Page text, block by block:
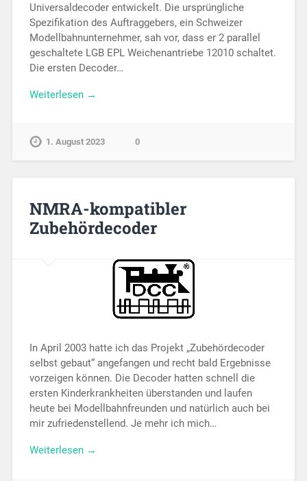
Uni­ver­sal­decoder entwickelt. Die ursprüngliche
Spezifikation des Auftraggebers, ein Schweizer
Modell­bahn­­unternehmer, sah vor, dass er 2 parallel
geschaltete LGB EPL Wei­chen­antriebe 12010 schaltet.
Die ersten Decoder…
Weiterlesen →
1. August 2023 0
NMRA-kompatibler
Zubehördecoder
In April 2003 hatte ich das Projekt „Zu­be­hör­de­co­der
selbst gebaut“ an­ge­fangen und recht bald Er­geb­nis­se
vor­zei­gen kön­nen. Die De­coder hat­ten schnell die
ersten Kin­der­krank­­­hei­ten überstanden und laufen
heute bei Mo­dell­bahn­freun­den und natürlich auch bei
mir zu­frie­den­stel­lend. Je mehr ich mich…
Weiterlesen →